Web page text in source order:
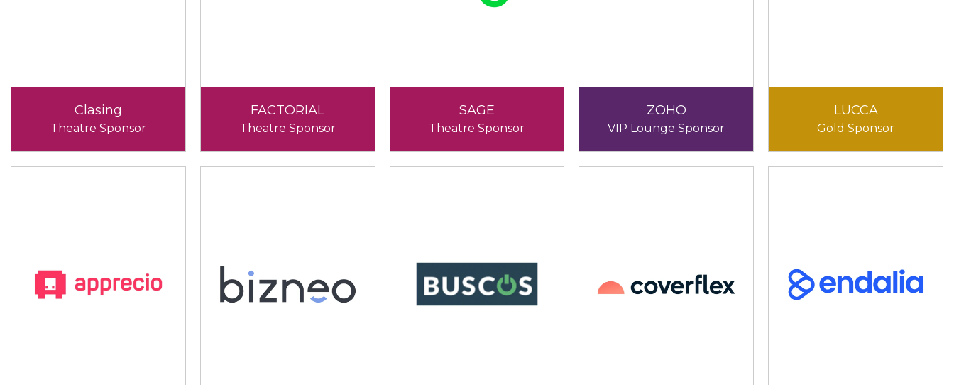
Clasing
Theatre Sponsor
FACTORIAL
Theatre Sponsor
SAGE
Theatre Sponsor
ZOHO
VIP Lounge Sponsor
LUCCA
Gold Sponsor